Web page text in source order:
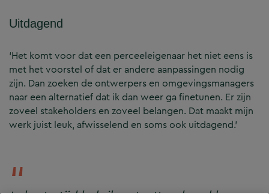
Uitdagend
‘Het komt voor dat een perceeleigenaar het niet eens is
met het voorstel of dat er andere aanpassingen nodig
zijn. Dan zoeken de ontwerpers en omgevingsmanagers
naar een alternatief dat ik dan weer ga finetunen. Er zijn
zoveel stakeholders en zoveel belangen. Dat maakt mijn
werk juist leuk, afwisselend en soms ook uitdagend.’